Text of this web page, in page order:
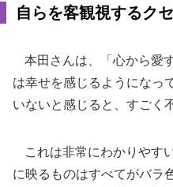
自らを客観視するク
本田さんは、「心から愛
は幸せを感じるようになっ
いないと感じると、すごく
これは非常にわかりやす
に映るものはすべてがバラ